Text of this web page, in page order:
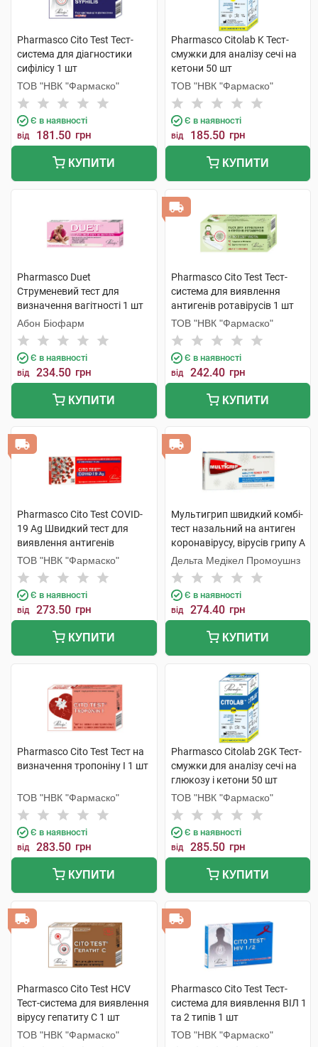
Pharmasco Cito Test Тест-
система для діагностики
cифілісу 1 шт
ТОВ "НВК "Фармаско"
Є в наявності
від 181.50 грн
КУПИТИ
Pharmasco Citolab K Тест-
смужки для аналізу сечі на
кетони 50 шт
ТОВ "НВК "Фармаско"
Є в наявності
від 185.50 грн
КУПИТИ
Pharmasco Duet
Струменевий тест для
визначення вагітності 1 шт
Абон Біофарм
Є в наявності
від 234.50 грн
КУПИТИ
Pharmasco Cito Test Тест-
система для виявлення
антигенів ротавірусів 1 шт
ТОВ "НВК "Фармаско"
Є в наявності
від 242.40 грн
КУПИТИ
Pharmasco Cito Test COVID-
19 Ag Швидкий тест для
виявлення антигенів
коронавірусу для
самоконтролю 1 шт
ТОВ "НВК "Фармаско"
Є в наявності
від 273.50 грн
КУПИТИ
Мультигрип швидкий комбі-
тест назальний на антиген
коронавірусу, вірусів грипу А
та В 1 шт
Дельта Медікел Промоушнз
Є в наявності
від 274.40 грн
КУПИТИ
Pharmasco Cito Test Тест на
визначення тропоніну І 1 шт
ТОВ "НВК "Фармаско"
Є в наявності
від 283.50 грн
КУПИТИ
Pharmasco Citolab 2GK Тест-
смужки для аналізу сечі на
глюкозу і кетони 50 шт
ТОВ "НВК "Фармаско"
Є в наявності
від 285.50 грн
КУПИТИ
Pharmasco Cito Test HCV
Тест-система для виявлення
вірусу гепатиту С 1 шт
ТОВ "НВК "Фармаско"
Pharmasco Cito Test Тест-
система для виявлення ВІЛ 1
та 2 типів 1 шт
ТОВ "НВК "Фармаско"